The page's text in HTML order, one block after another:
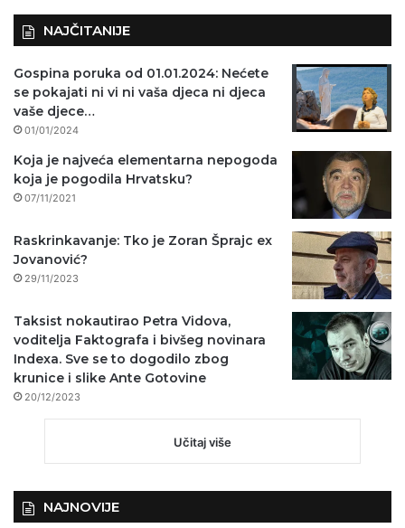
NAJČITANIJE
Gospina poruka od 01.01.2024: Nećete
se pokajati ni vi ni vaša djeca ni djeca
vaše djece…
01/01/2024
Koja je najveća elementarna nepogoda
koja je pogodila Hrvatsku?
07/11/2021
Raskrinkavanje: Tko je Zoran Šprajc ex
Jovanović?
29/11/2023
Taksist nokautirao Petra Vidova,
voditelja Faktografa i bivšeg novinara
Indexa. Sve se to dogodilo zbog
krunice i slike Ante Gotovine
20/12/2023
Učitaj više
NAJNOVIJE